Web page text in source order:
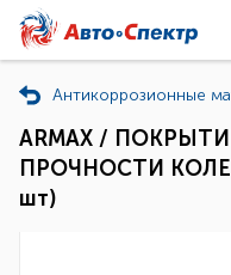
Антикоррозионные
ARMAX /
ПРОЧНОСТИ
шт)